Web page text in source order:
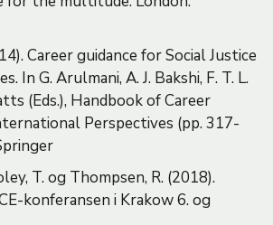
Career guidance for Social Justice
In G. Arulmani, A. J. Bakshi, F. T. L.
(Eds.), Handbook of Career
Perspectives (pp. 317-
T. og Thompsen, R. (2018).
konferansen i Krakow 6. og